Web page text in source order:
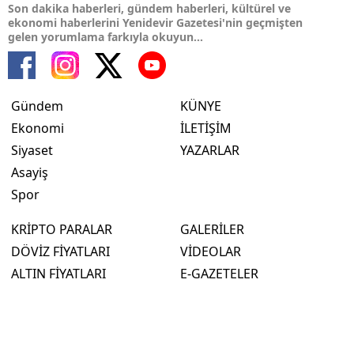
Son dakika haberleri, gündem haberleri, kültürel ve
ekonomi haberlerini Yenidevir Gazetesi'nin geçmişten
gelen yorumlama farkıyla okuyun...
Gündem
Ekonomi
Siyaset
Asayiş
Spor
KÜNYE
İLETİŞİM
YAZARLAR
KRİPTO PARALAR
DÖVİZ FİYATLARI
ALTIN FİYATLARI
GALERİLER
VİDEOLAR
E-GAZETELER